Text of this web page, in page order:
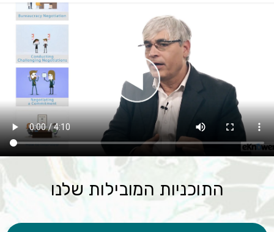
התוכניות המובילות שלנו